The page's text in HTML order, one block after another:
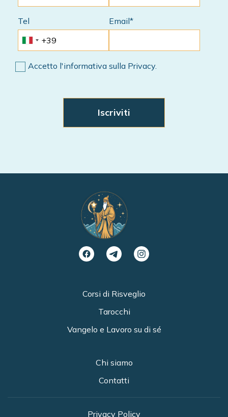
Tel Email*
Accetto l'informativa sulla Privacy.
Corsi di Risveglio
Tarocchi
Vangelo e Lavoro su di sé
Chi siamo
Contatti
Privacy Policy